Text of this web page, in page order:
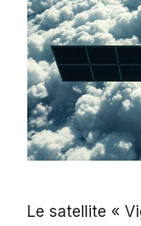
Le satellite «